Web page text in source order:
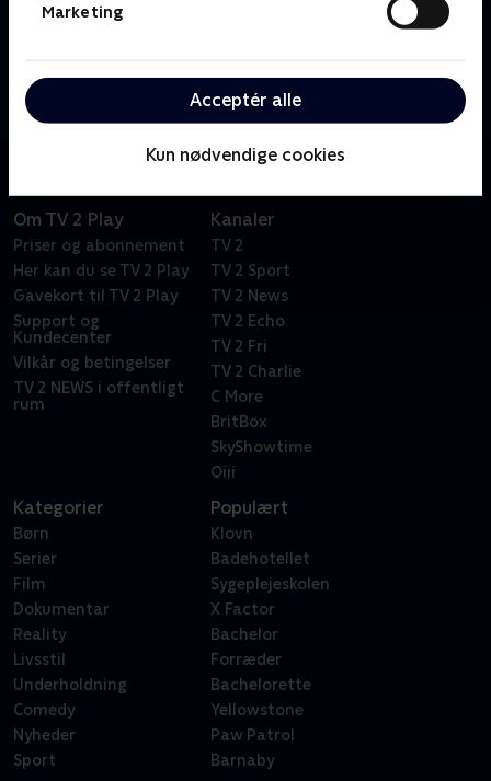
Marketing
Acceptér alle
Kun nødvendige cookies
hovedrollen i sin helt egen skøre, falske sitcom
sammen med sine elskelige venner i Bikini Bottom.
Om TV 2 Play
Priser og abonnement
Her kan du se TV 2 Play
Gavekort til TV 2 Play
Support og
Kundecenter
Vilkår og betingelser
TV 2 NEWS i offentligt
rum
Kanaler
TV 2
TV 2 Sport
TV 2 News
TV 2 Echo
TV 2 Fri
TV 2 Charlie
C More
BritBox
SkyShowtime
Oiii
Kategorier
Børn
Serier
Film
Dokumentar
Reality
Livsstil
Underholdning
Comedy
Nyheder
Sport
Populært
Klovn
Badehotellet
Sygeplejeskolen
X Factor
Bachelor
Forræder
Bachelorette
Yellowstone
Paw Patrol
Barnaby